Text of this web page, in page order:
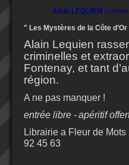
Alain LEQUIEN
" Les Mystères de la Côte d’Or
Alain Lequien
criminelles et
Fontenay, et tant
région.
A ne pas manquer !
entrée libre -apéritif
Librairie a Fleur de
92 45 63